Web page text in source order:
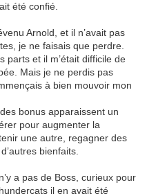
été confié.
Arnold, et il n’avait pas
je ne faisais que perdre.
parts et il m’était difficile de
Mais je ne perdis pas
à bien mouvoir mon
bonus apparaissent un
pour augmenter la
une autre, regagner des
bienfaits.
a pas de Boss, curieux pour
il en avait été